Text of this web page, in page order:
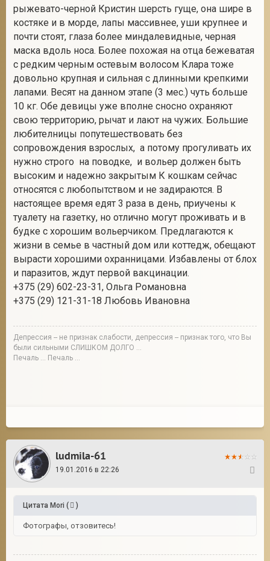
рыжевато-черной Кристин шерсть гуще, она шире в
костяке и в морде, лапы массивнее, уши крупнее и
почти стоят, глаза более миндалевидные, черная
маска вдоль носа. Более похожая на отца бежеватая
с редким черным остевым волосом Клара тоже
довольно крупная и сильная с длинными крепкими
лапами. Весят на данном этапе (3 мес.) чуть больше
10 кг. Обе девицы уже вполне сносно охраняют
свою территорию, рычат и лают на чужих. Большие
любителницы попутешествовать без
сопровождения взрослых, а потому прогуливать их
нужно строго на поводке, и вольер должен быть
высоким и надежно закрытым К кошкам сейчас
относятся с любопытством и не задираются. В
настоящее время едят 3 раза в день, приучены к
туалету на газетку, но отлично могут проживать и в
будке с хорошим вольерчиком. Предлагаются к
жизни в семье в частный дом или коттедж, обещают
вырасти хорошими охранницами. Избавлены от блох
и паразитов, ждут первой вакцинации.
+375 (29) 602-23-31, Ольга Романовна
+375 (29) 121-31-18 Любовь Ивановна
Депрессия -- не признак слабости, депрессия -- признак того, что Вы
были сильными СЛИШКОМ ДОЛГО ...
Печаль ... Печаль ...
ludmila-61
19.01.2016 в 22:26
Цитата Mori ( )
Фотографы, отзовитесь!